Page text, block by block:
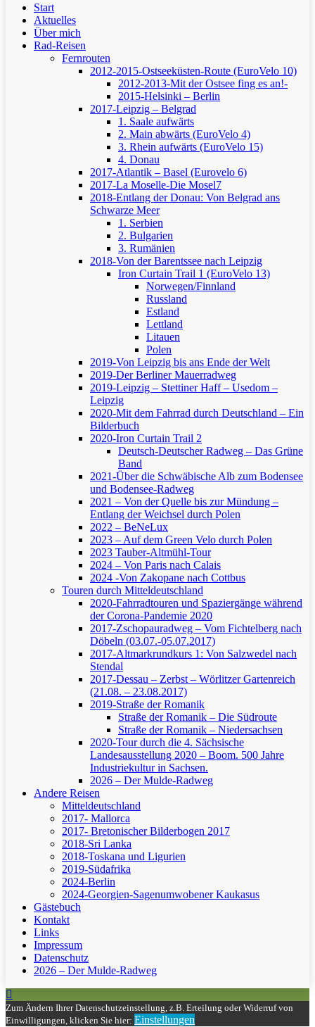
Start
Aktuelles
Über mich
Rad-Reisen
Fernrouten
2012-2015-Ostseeküsten-Route (EuroVelo 10)
2012-2013-Mit der Ostsee fing es an!-
2015-Helsinki – Berlin
2017-Leipzig – Belgrad
1. Saale aufwärts
2. Main abwärts (EuroVelo 4)
3. Rhein aufwärts (EuroVelo 15)
4. Donau
2017-Atlantik – Basel (Eurovelo 6)
2017-La Moselle-Die Mosel7
2018-Entlang der Donau: Von Belgrad ans
Schwarze Meer
1. Serbien
2. Bulgarien
3. Rumänien
2018-Von der Barentssee nach Leipzig
Iron Curtain Trail 1 (EuroVelo 13)
Norwegen/Finnland
Russland
Estland
Lettland
Litauen
Polen
2019-Von Leipzig bis ans Ende der Welt
2019-Der Berliner Mauerradweg
2019-Leipzig – Stettiner Haff – Usedom –
Leipzig
2020-Mit dem Fahrrad durch Deutschland – Ein
Bilderbuch
2020-Iron Curtain Trail 2
Deutsch-Deutscher Radweg – Das Grüne
Band
2021-Über die Schwäbische Alb zum Bodensee
und Bodensee-Radweg
2021 – Von der Quelle bis zur Mündung –
Entlang der Weichsel durch Polen
2022 – BeNeLux
2023 – Auf dem Green Velo durch Polen
2023 Tauber-Altmühl-Tour
2024 – Von Paris nach Calais
2024 -Von Zakopane nach Cottbus
Touren durch Mitteldeutschland
2020-Fahrradtouren und Spaziergänge während
der Corona-Pandemie 2020
2017-Zschopauradweg – Vom Fichtelberg nach
Döbeln (03.07.-05.07.2017)
2017-Altmarkrundkurs 1: Von Salzwedel nach
Stendal
2017-Dessau – Zerbst – Wörlitzer Gartenreich
(21.08. – 23.08.2017)
2019-Straße der Romanik
Straße der Romanik – Die Südroute
Straße der Romanik – Niedersachsen
2020-Tour durch die 4. Sächsische
Landesausstellung 2020 – Boom. 500 Jahre
Industriekultur in Sachsen.
2026 – Der Mulde-Radweg
Andere Reisen
Mitteldeutschland
2017- Mallorca
2017- Bretonischer Bilderbogen 2017
2018-Sri Lanka
2018-Toskana und Ligurien
2019-Südafrika
2024-Berlin
2024-Georgien-Sagenumwobener Kaukasus
Gästebuch
Kontakt
Links
Impressum
Datenschutz
2026 – Der Mulde-Radweg
Zum Ändern Ihrer Datenschutzeinstellung, z.B. Erteilung oder Widerruf von
Einwilligungen, klicken Sie hier: Einstellungen